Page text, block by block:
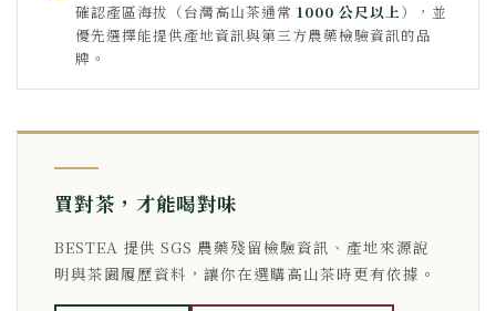
確認產區海拔（台灣高山茶通常 1000 公尺以上），並
優先選擇能提供產地資訊與第三方農藥檢驗資訊的品
牌。
買對茶，才能喝對味
BESTEA 提供 SGS 農藥殘留檢驗資訊、產地來源說
明與茶園履歷資料，讓你在選購高山茶時更有依據。